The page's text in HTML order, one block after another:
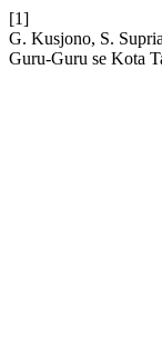
[1]
G. Kusjono, S.
Guru-Guru se Kota